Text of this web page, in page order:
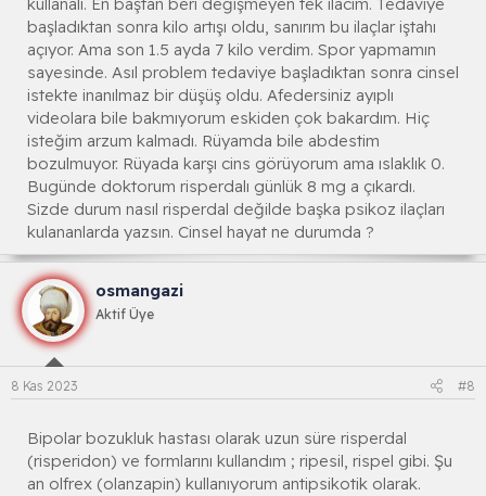
başladıktan sonra kilo artışı oldu, sanırım bu ilaçlar iştahı
açıyor. Ama son 1.5 ayda 7 kilo verdim. Spor yapmamın
sayesinde. Asıl problem tedaviye başladıktan sonra cinsel
istekte inanılmaz bir düşüş oldu. Afedersiniz ayıplı
videolara bile bakmıyorum eskiden çok bakardım. Hiç
isteğim arzum kalmadı. Rüyamda bile abdestim
bozulmuyor. Rüyada karşı cins görüyorum ama ıslaklık 0.
Bugünde doktorum risperdalı günlük 8 mg a çıkardı.
Sizde durum nasıl risperdal değilde başka psikoz ilaçları
kulananlarda yazsın. Cinsel hayat ne durumda ?
osmangazi
Aktif Üye
8 Kas 2023 #8
Bipolar bozukluk hastası olarak uzun süre risperdal
(risperidon) ve formlarını kullandım ; ripesil, rispel gibi. Şu
an olfrex (olanzapin) kullanıyorum antipsikotik olarak.